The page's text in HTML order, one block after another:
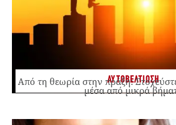
ΑΥΤΟΒΕΛΤΙΩΣΗ
Από τη θεωρία στην πράξη:
μέσα από μικρά